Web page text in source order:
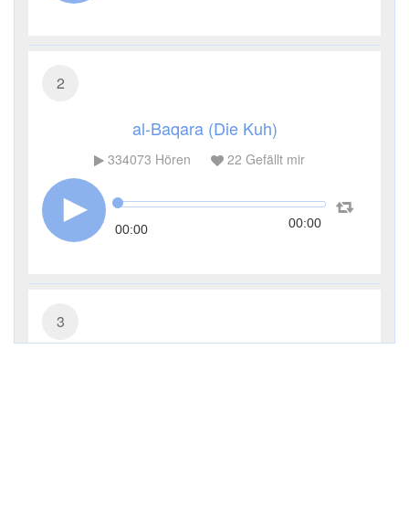
2
al-Baqara (Die Kuh)
334073 Hören 22 Gefällt mir
00:00 00:00
3